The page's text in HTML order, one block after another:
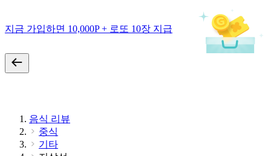
지금 가입하면 10,000P + 로또 10장 지급
음식 리뷰
중식
기타